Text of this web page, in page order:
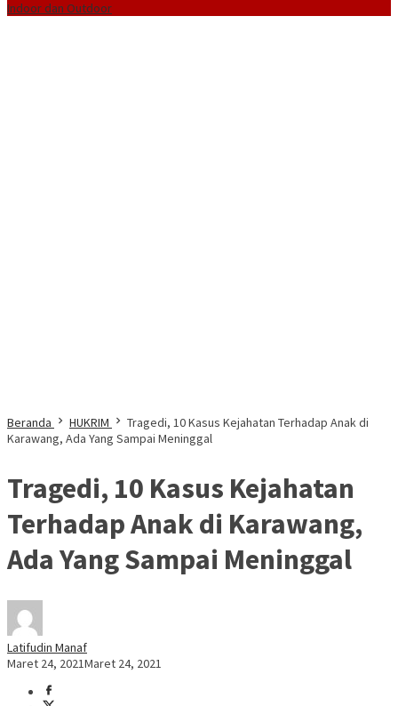
Indoor dan Outdoor
Beranda HUKRIM
Tragedi, 10 Kasus Kejahatan Terhadap Anak di
Karawang, Ada Yang Sampai Meninggal
Tragedi, 10 Kasus Kejahatan
Terhadap Anak di Karawang,
Ada Yang Sampai Meninggal
Latifudin Manaf
Maret 24, 2021Maret 24, 2021